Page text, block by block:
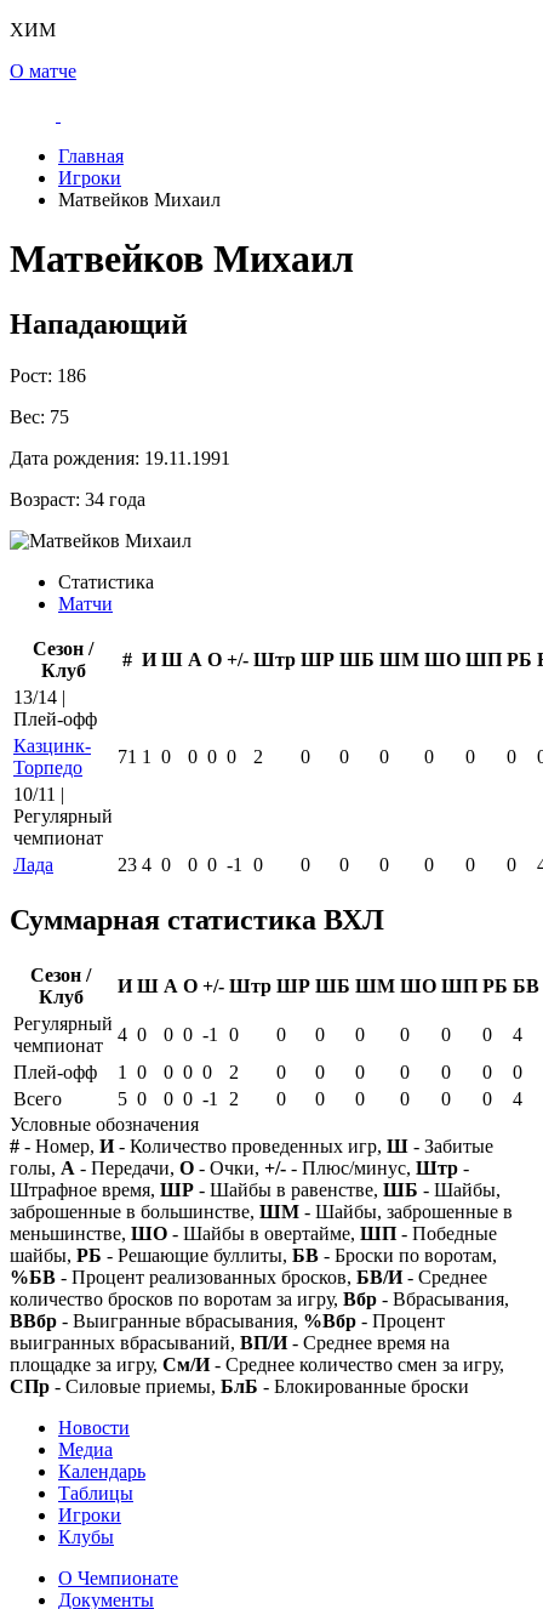
ХИМ
О матче
Главная
Игроки
Матвейков Михаил
Матвейков Михаил
Нападающий
Рост: 186
Вес: 75
Дата рождения: 19.11.1991
Возраст: 34 года
Статистика
Матчи
Сезон /
Клуб
# И Ш А О +/- Штр ШР ШБ ШМ ШО ШП РБ
13/14 |
Плей-офф
Казцинк-
Торпедо
71 1 0 0 0 0 2 0 0 0 0 0 0
10/11 |
Регулярный
чемпионат
Лада
23 4 0 0 0 -1 0 0 0 0 0 0 0
Суммарная статистика ВХЛ
Сезон /
Клуб
И Ш А О +/- Штр ШР ШБ ШМ ШО ШП РБ БВ
Регулярный
чемпионат
4 0 0 0 -1 0 0 0 0 0 0 0
4
Плей-офф
1 0 0 0 0 2 0 0 0 0 0 0
0
Всего
5 0 0 0 -1 2 0 0 0 0 0 0
4
Условные обозначения
# - Номер, И- Количество проведенных игр, Ш - Забитые
голы, А - Передачи, О - Очки, +/- - Плюс/минус, Штр -
Штрафное время, ШР - Шайбы в равенстве, ШБ - Шайбы,
заброшенные в большинстве, ШМ - Шайбы, заброшенные в
меньшинстве, ШО - Шайбы в овертайме, ШП - Победные
шайбы, РБ - Решающие буллиты, БВ - Броски по воротам,
%БВ - Процент реализованных бросков, БВ/И- Среднее
количество бросков по воротам за игру, Вбр - Вбрасывания,
ВВбр - Выигранные вбрасывания, %Вбр - Процент
выигранных вбрасываний, ВП/И- Среднее время на
площадке за игру, См/И- Среднее количество смен за игру,
СПр - Силовые приемы, БлБ - Блокированные броски
Новости
Медиа
Календарь
Таблицы
Игроки
Клубы
О Чемпионате
Документы